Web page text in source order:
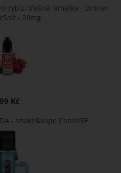
rybíz, třešně, limetka - Dinner
- 20mg
Kč
- shake&vape CoolniSE